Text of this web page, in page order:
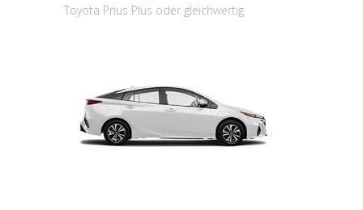
Toyota Prius Plus oder gleichwertig